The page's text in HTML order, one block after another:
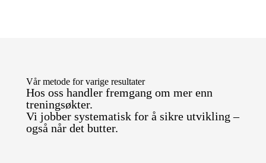
Vår metode for varige resultater
Hos oss handler fremgang om mer enn
treningsøkter.
Vi jobber systematisk for å sikre utvikling –
også når det butter.